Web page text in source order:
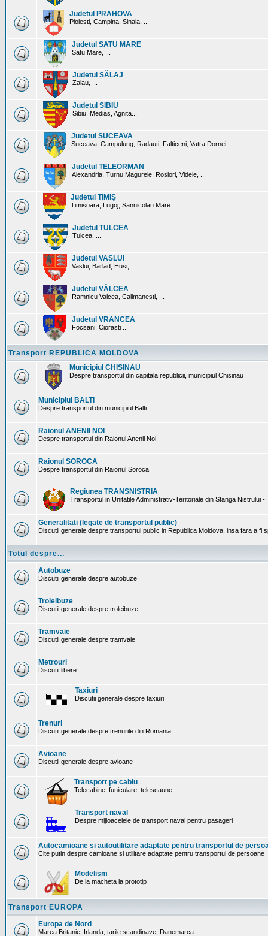
Judetul PRAHOVA
Ploiesti, Campina, Sinaia, ...
Judetul SATU MARE
Satu Mare, ...
Judetul SĂLAJ
Zalau, ...
Judetul SIBIU
Sibiu, Medias, Agnita...
Judetul SUCEAVA
Suceava, Campulung, Radauti, Falticeni, Vatra Dornei, ...
Judetul TELEORMAN
Alexandria, Turnu Magurele, Rosiori, Videle, ...
Judetul TIMIŞ
Timisoara, Lugoj, Sannicolau Mare...
Judetul TULCEA
Tulcea, ...
Judetul VASLUI
Vaslui, Barlad, Husi, ...
Judetul VÂLCEA
Ramnicu Valcea, Calimanesti, ...
Judetul VRANCEA
Focsani, Ciorasti ...
Transport REPUBLICA MOLDOVA
Municipiul CHISINAU
Despre transportul din capitala republicii, municipiul Chisinau
Municipiul BALTI
Despre transportul din municipiul Balti
Raionul ANENII NOI
Despre transportul din Raionul Anenii Noi
Raionul SOROCA
Despre transportul din Raionul Soroca
Regiunea TRANSNISTRIA
Transportul in Unitatile Administrativ-Teritoriale din Stanga Nistrului -
Generalitati (legate de transportul public)
Discutii generale despre transportul public in Republica Moldova, insa fara a fi
Totul despre...
Autobuze
Discutii generale despre autobuze
Troleibuze
Discutii generale despre troleibuze
Tramvaie
Discutii generale despre tramvaie
Metrouri
Discutii libere
Taxiuri
Discutii generale despre taxiuri
Trenuri
Discutii generale despre trenurile din Romania
Avioane
Discutii generale despre avioane
Transport pe cablu
Telecabine, funiculare, telescaune
Transport naval
Despre mijloacelele de transport naval pentru pasageri
Autocamioane si autoutilitare adaptate pentru transportul de
Cite putin despre camioane si utilitare adaptate pentru transportul de persoane
Modelism
De la macheta la prototip
Transport EUROPA
Europa de Nord
Marea Britanie, Irlanda, tarile scandinave, Danemarca